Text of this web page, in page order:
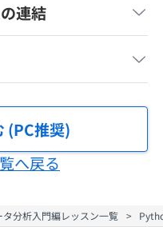
連結
(PC推奨)
へ戻る
分析入門編レッスン一覧